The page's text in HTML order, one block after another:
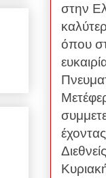
στην
όπου